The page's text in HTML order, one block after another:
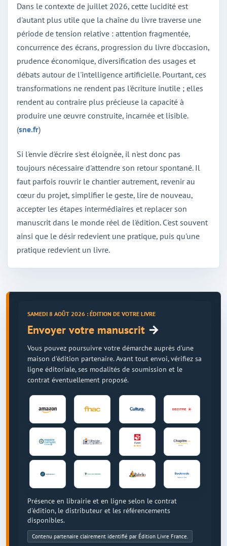
Dans le contexte de juillet 2026, cette lucidité est
d'autant plus utile que la chaîne du livre traverse une
période de tension relative : attention fragmentée,
concurrence des écrans, progression du livre d'occasion,
prudence économique, diversification des usages et
débats autour de l'intelligence artificielle. Pourtant, ces
transformations ne rendent pas l'écriture inutile ; elles
rendent au contraire plus précieuse la capacité à
produire une œuvre construite, incarnée et lisible.
(sne.fr)
Si l'envie d'écrire s'est éloignée, il n'est donc pas
toujours nécessaire d'attendre son retour spontané. Il
faut parfois rouvrir le chantier autrement, revenir au
cœur du projet, simplifier le geste, lire de nouveau,
accepter les étapes intermédiaires et replacer son
manuscrit dans le monde réel de l'édition. C'est souvent
ainsi que le désir redevient une pratique, puis qu'une
pratique redevient un livre.
SAMEDI 8 AOÛT 2026 : ÉDITION DE VOTRE LIVRE
Envoyer votre manuscrit →
Vous pouvez poursuivre votre démarche auprès d'une
maison d'édition partenaire. Avant tout envoi, vérifiez sa
ligne éditoriale, ses modalités de soumission et le
contrat éventuellement proposé.
Présence en librairie et en ligne selon le contrat
d'édition, le distributeur et les référencements
disponibles.
Contenu partenaire clairement identifié par Édition Livre France.